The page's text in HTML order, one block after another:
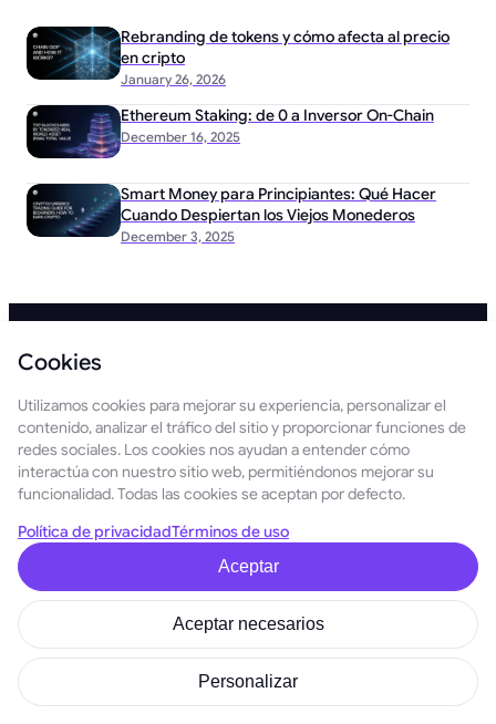
January 26, 2026
Rebranding de tokens y cómo afecta al precio
en cripto
December 16, 2025
Ethereum Staking: de 0 a Inversor On-Chain
December 3, 2025
Smart Money para Principiantes: Qué Hacer
Cuando Despiertan los Viejos Monederos
ACERCA DE
GoMining
Tokenómica
Proveedores de
Blog y noticias
PRODUCTOS
Mineros
digitales
Avatares
Token
Academy
Jacob & Co.
Para
inversionistas
Programa de
Ayuda al cliente
Verificación de
empleados
Cookies
Utilizamos cookies para mejorar su experiencia, personalizar el
contenido, analizar el tráfico del sitio y proporcionar funciones de
redes sociales. Los cookies nos ayudan a entender cómo
interactúa con nuestro sitio web, permitiéndonos mejorar su
funcionalidad. Todas las cookies se aceptan por defecto.
Política de privacidadTérminos de uso
Aceptar
Aceptar necesarios
Personalizar